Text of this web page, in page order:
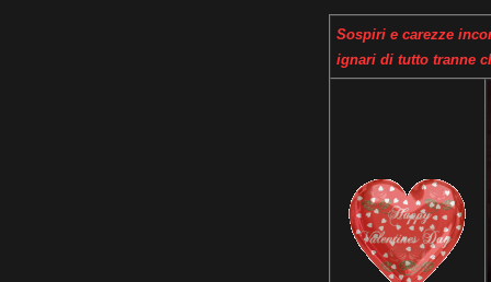
Sospiri e carezze
ignari di tutto tranne